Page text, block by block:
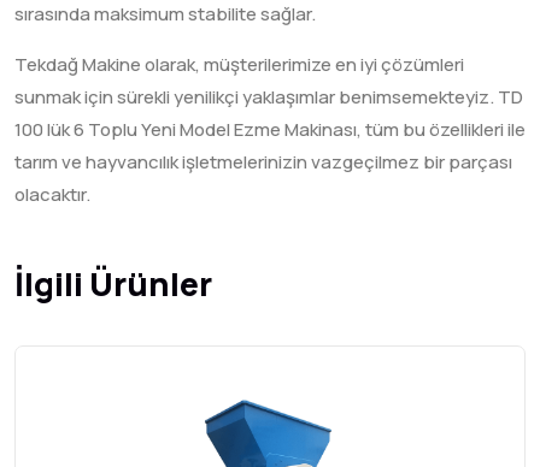
sırasında maksimum stabilite sağlar.
Tekdağ Makine olarak, müşterilerimize en iyi çözümleri
sunmak için sürekli yenilikçi yaklaşımlar benimsemekteyiz. TD
100 lük 6 Toplu Yeni Model Ezme Makinası, tüm bu özellikleri ile
tarım ve hayvancılık işletmelerinizin vazgeçilmez bir parçası
olacaktır.
İlgili Ürünler